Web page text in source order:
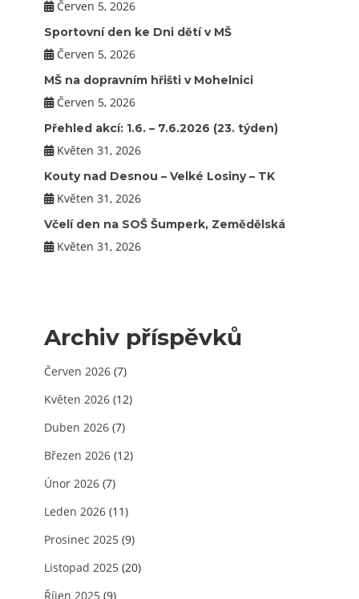
Červen 5, 2026
Sportovní den ke Dni dětí v MŠ
Červen 5, 2026
MŠ na dopravním hřišti v Mohelnici
Červen 5, 2026
Přehled akcí: 1.6. – 7.6.2026 (23. týden)
Květen 31, 2026
Kouty nad Desnou – Velké Losiny – TK
Květen 31, 2026
Včelí den na SOŠ Šumperk, Zemědělská
Květen 31, 2026
Archiv příspěvků
Červen 2026 (7)
Květen 2026 (12)
Duben 2026 (7)
Březen 2026 (12)
Únor 2026 (7)
Leden 2026 (11)
Prosinec 2025 (9)
Listopad 2025 (20)
Říjen 2025 (9)